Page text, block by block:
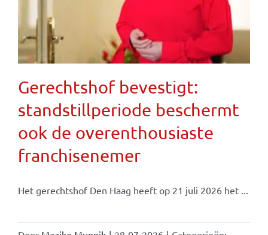
Gerechtshof bevestigt:
standstillperiode beschermt
ook de overenthousiaste
franchisenemer
Het gerechtshof Den Haag heeft op 21 juli 2026 het ...